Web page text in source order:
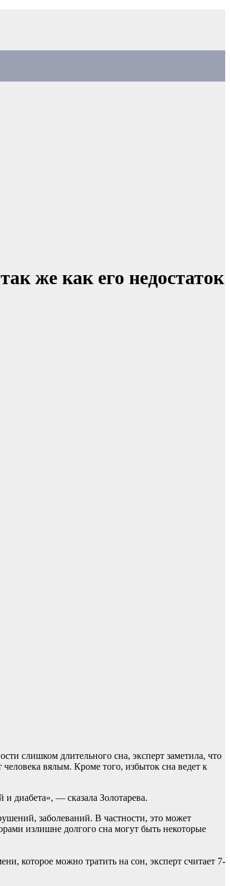
же как его недостаток
слишком длительного сна, эксперт заметила, что
вялым. Кроме того, избыток сна ведет к
и диабета», — сказала Золотарева.
заболеваний. В частности, это может
излишне долгого сна могут быть некоторые
которое можно тратить на сон, эксперт считает 7-